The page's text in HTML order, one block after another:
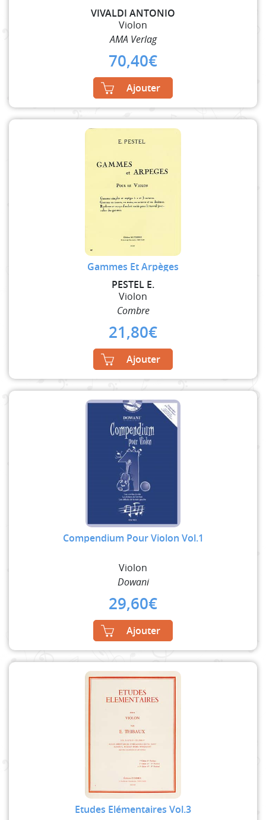
VIVALDI ANTONIO
Violon
AMA Verlag
70,40€
Ajouter
Gammes Et Arpèges
PESTEL E.
Violon
Combre
21,80€
Ajouter
Compendium Pour Violon Vol.1
Violon
Dowani
29,60€
Ajouter
Etudes Elémentaires Vol.3